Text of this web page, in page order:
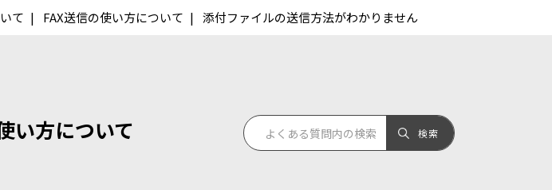
て FAX送信の使い方について 添付ファイルの送信方法がわかりません
い方について